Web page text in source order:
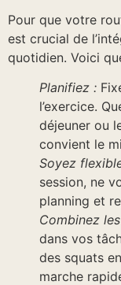
Pour que votre
est crucial de
quotidien. Voici
Planifiez :
l’exercice.
déjeuner ou
convient le
Soyez
session, ne
planning et
Combinez
dans vos
des squats
marche